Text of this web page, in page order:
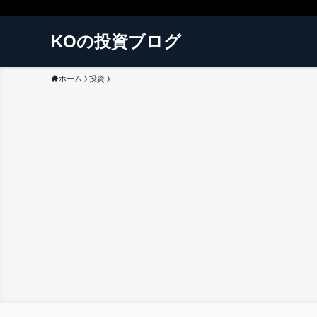
KOの投資ブログ
ホーム 投資